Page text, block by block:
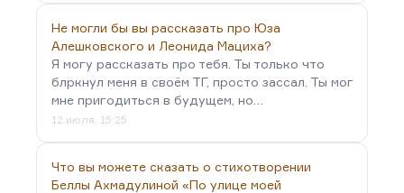
Не могли бы вы рассказать про Юза
Алешковского и Леонида Мациха?
Я могу рассказать про тебя. Ты только что
блркнул меня в своём ТГ, просто зассал. Ты мог
мне пригодиться в будущем, но…
12 июля, 15:25
Что вы можете сказать о стихотворении
Беллы Ахмадулиной «По улице моей